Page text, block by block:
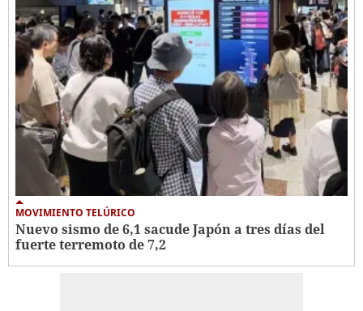
MOVIMIENTO TELÚRICO
Nuevo sismo de 6,1 sacude Japón a tres días del
fuerte terremoto de 7,2